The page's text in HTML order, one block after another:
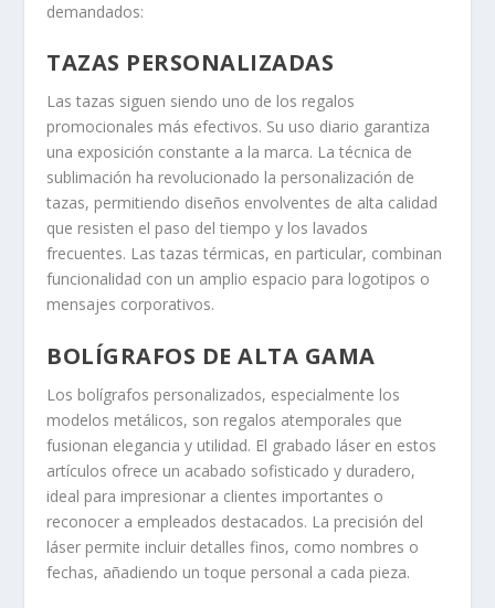
demandados:
TAZAS PERSONALIZADAS
Las tazas siguen siendo uno de los regalos
promocionales más efectivos. Su uso diario garantiza
una exposición constante a la marca. La técnica de
sublimación ha revolucionado la personalización de
tazas, permitiendo diseños envolventes de alta calidad
que resisten el paso del tiempo y los lavados
frecuentes. Las tazas térmicas, en particular, combinan
funcionalidad con un amplio espacio para logotipos o
mensajes corporativos.
BOLÍGRAFOS DE ALTA GAMA
Los bolígrafos personalizados, especialmente los
modelos metálicos, son regalos atemporales que
fusionan elegancia y utilidad. El grabado láser en estos
artículos ofrece un acabado sofisticado y duradero,
ideal para impresionar a clientes importantes o
reconocer a empleados destacados. La precisión del
láser permite incluir detalles finos, como nombres o
fechas, añadiendo un toque personal a cada pieza.